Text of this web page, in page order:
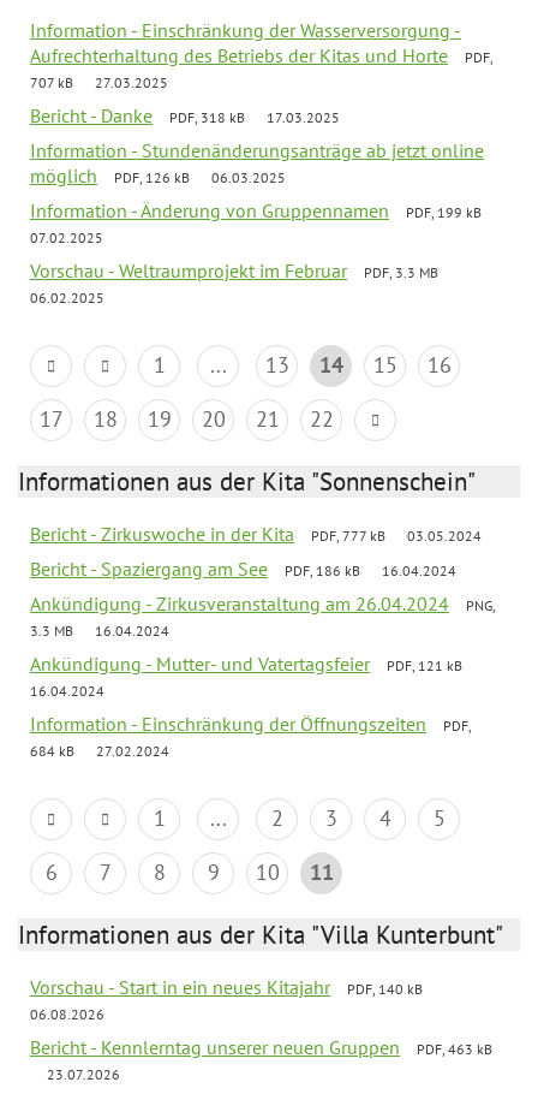
Information - Einschränkung der Wasserversorgung -
Aufrechterhaltung des Betriebs der Kitas und Horte
PDF,
707 kB
27.03.2025
Bericht - Danke PDF, 318 kB 17.03.2025
Information - Stundenänderungsanträge ab jetzt online
möglich
PDF, 126 kB 06.03.2025
Information - Änderung von Gruppennamen
PDF, 199 kB
07.02.2025
Vorschau - Weltraumprojekt im Februar
PDF, 3.3 MB
06.02.2025
1 ... 13 14 15
16
17
18 19 20 21 22
Informationen aus der Kita "Sonnenschein"
Bericht - Zirkuswoche in der Kita PDF, 777 kB 03.05.2024
Bericht - Spaziergang am See PDF, 186 kB 16.04.2024
Ankündigung - Zirkusveranstaltung am 26.04.2024
PNG,
3.3 MB
16.04.2024
Ankündigung - Mutter- und Vatertagsfeier
PDF, 121 kB
16.04.2024
Information - Einschränkung der Öffnungszeiten
PDF,
684 kB
27.02.2024
1 ... 2 3 4
5
6
7 8 9 10 11
Informationen aus der Kita "Villa Kunterbunt"
Vorschau - Start in ein neues Kitajahr
PDF, 140 kB
06.08.2026
Bericht - Kennlerntag unserer neuen Gruppen
PDF, 463 kB
23.07.2026